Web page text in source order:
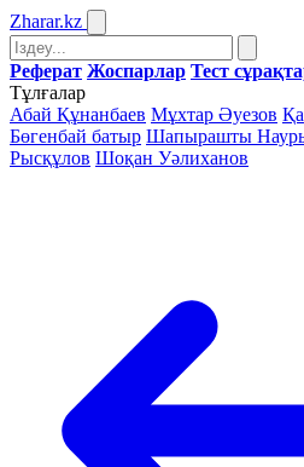
Zharar.kz
Реферат Жоспарлар Тест
Тұлғалар
Абай Құнанбаев Мұхтар Әуезов
Бөгенбай батыр Шапырашты
Рысқұлов Шоқан Уәлиханов